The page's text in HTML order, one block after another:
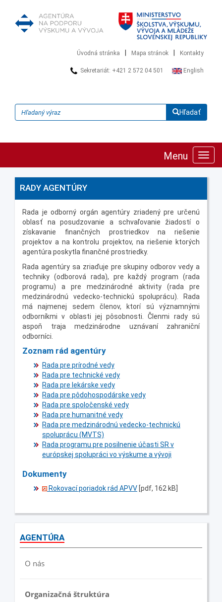
Úvodná stránka Mapa stránok Kontakty
Sekretariát: +421 2 572 04 501 English
Hľadať
Menu
RADY AGENTÚRY
Rada je odborný orgán agentúry zriadený pre určenú
oblasť na posudzovanie a schvaľovanie žiadostí o
získavanie finančných prostriedkov na riešenie
projektov a na kontrolu projektov, na riešenie ktorých
agentúra poskytla finančné prostriedky.
Rada agentúry sa zriaďuje pre skupiny odborov vedy a
techniky (odborová rada), pre každý program (rada
programu) a pre medzinárodné aktivity (rada pre
medzinárodnú vedecko-technickú spoluprácu). Rada
má najmenej sedem členov, ktorí sú významnými
odborníkmi v oblasti jej pôsobnosti. Členmi rady sú
aspoň traja medzinárodne uznávaní zahraniční
odborníci.
Zoznam rád agentúry
Rada pre prírodné vedy
Rada pre technické vedy
Rada pre lekárske vedy
Rada pre pôdohospodárske vedy
Rada pre spoločenské vedy
Rada pre humanitné vedy
Rada pre medzinárodnú vedecko-technickú
spoluprácu (MVTS)
Rada programu pre posilnenie účasti SR v
európskej spolupráci vo výskume a vývoji
Dokumenty
Rokovací poriadok rád APVV [pdf, 162 kB]
AGENTÚRA
O nás
Organizačná štruktúra